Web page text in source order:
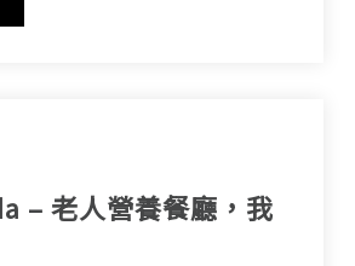
– 老人營養餐廳，我